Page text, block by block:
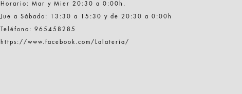
Horario: Mar y Mier 20:30 a 0:00h.
Jue a Sábado: 13:30 a 15:30 y de 20:30 a 0:00h
Teléfono: 965458285
https://www.facebook.com/Lalateria/